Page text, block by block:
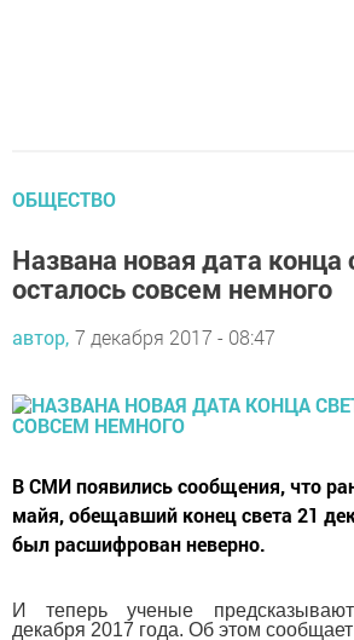
ОБЩЕСТВО
Названа новая дата конца
осталось совсем немного
автор, 7 декабря 2017 - 08:47
В СМИ появились сообщения, что
майя, обещавший конец света 21
был расшифрован неверно.
И теперь ученые
декабря 2017 года. Об этом